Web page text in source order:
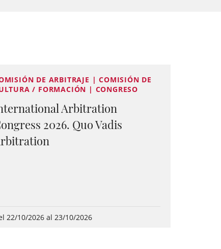
DE ARBITRAJE | COMISIÓN DE
/ FORMACIÓN | CONGRESO
Arbitration
2026. Quo Vadis
22/10/2026 al 23/10/2026